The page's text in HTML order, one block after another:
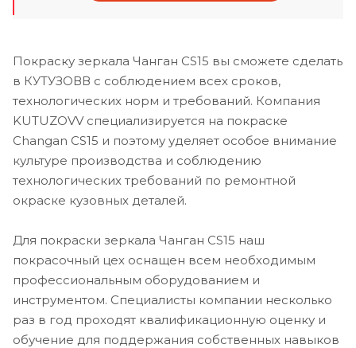
Покраску зеркала Чанган CS15 вы сможете сделать
в КУТУЗОВВ с соблюдением всех сроков,
технологических норм и требований. Компания
KUTUZOVV специализируется на покраске
Changan CS15 и поэтому уделяет особое внимание
культуре производства и соблюдению
технологических требований по ремонтной
окраске кузовных деталей.
Для покраски зеркала Чанган CS15 наш
покрасочный цех оснащен всем необходимым
профессиональным оборудованием и
инструментом. Специалисты компании несколько
раз в год проходят квалификационную оценку и
обучение для поддержания собственных навыков